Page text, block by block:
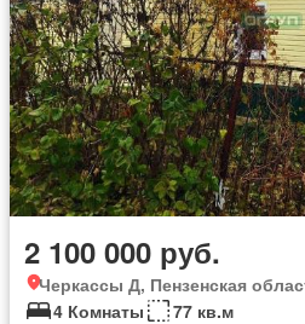
2 100 000 руб.
Черкассы Д, Пензенская
4 Комнаты
77 кв.м